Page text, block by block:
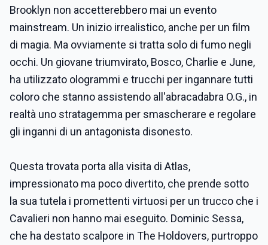
Brooklyn non accetterebbero mai un evento
mainstream. Un inizio irrealistico, anche per un film
di magia. Ma ovviamente si tratta solo di fumo negli
occhi. Un giovane triumvirato, Bosco, Charlie e June,
ha utilizzato ologrammi e trucchi per ingannare tutti
coloro che stanno assistendo all'abracadabra O.G., in
realtà uno stratagemma per smascherare e regolare
gli inganni di un antagonista disonesto.
Questa trovata porta alla visita di Atlas,
impressionato ma poco divertito, che prende sotto
la sua tutela i promettenti virtuosi per un trucco che i
Cavalieri non hanno mai eseguito. Dominic Sessa,
che ha destato scalpore in The Holdovers, purtroppo